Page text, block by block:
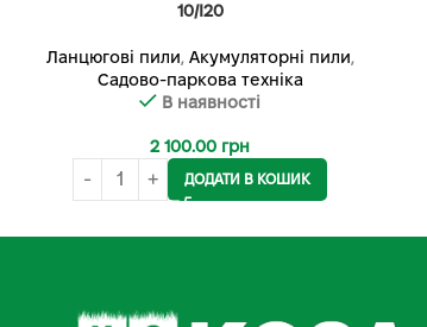
10/I20
Ланцюгові пили, Акумуляторні пили,
Садово-паркова техніка
В наявності
2 100.00 грн
ДОДАТИ В КОШИК